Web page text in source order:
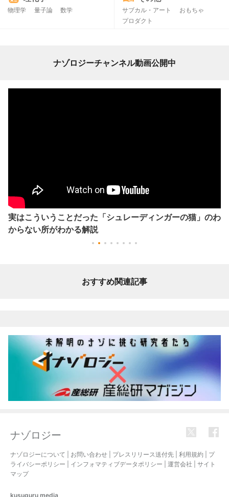
物理学 量子論 数学 サブカル・アート
おもちゃ
プロダクト
ナゾロジーチャンネル動画公開中
実はこういうことだった「シュレーディンガーの猫」のわ
からない所がわかる解説
おすすめ関連記事
ナゾロジー
ナゾロジーについて お問い合わせ プレスリリース送付先 利用規約
プ
ライバシーポリシー
インフォマティブデータポリシー 運営会社
サイト
マップ
kusuguru media